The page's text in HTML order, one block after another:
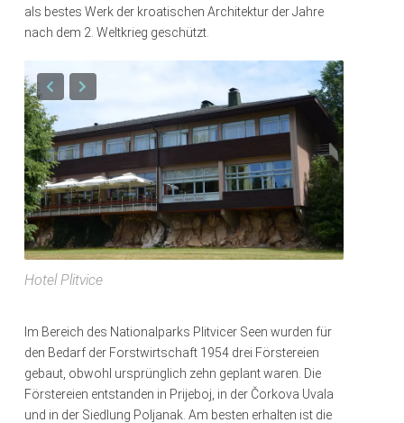
als bestes Werk der kroatischen Architektur der Jahre
nach dem 2. Weltkrieg geschützt.
Hotel Plitvice
Im Bereich des Nationalparks Plitvicer Seen wurden für
den Bedarf der Forstwirtschaft 1954 drei Förstereien
gebaut, obwohl ursprünglich zehn geplant waren. Die
Förstereien entstanden in Prijeboj, in der Čorkova Uvala
und in der Siedlung Poljanak. Am besten erhalten ist die